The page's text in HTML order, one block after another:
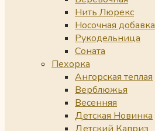
Нить Люрекс
Носочная добавка
Рукодельница
Соната
Пехорка
Ангорская теплая
Верблюжья
Весенняя
Детская Новинка